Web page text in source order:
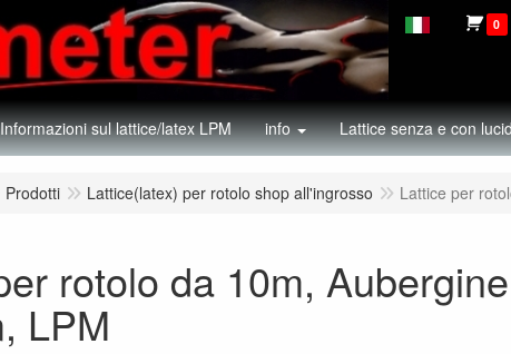
0
Informazioni sul lattice/latex LPM info Lattice senza e con
Prodotti Lattice(latex) per rotolo shop all'ingrosso Lattice per
rotolo da 10m,
LPM